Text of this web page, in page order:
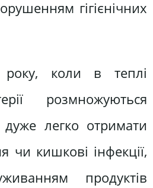
гігієнічних
коли в теплі
розмножуються
легко отримати
чи кишкові інфекції,
продуктів